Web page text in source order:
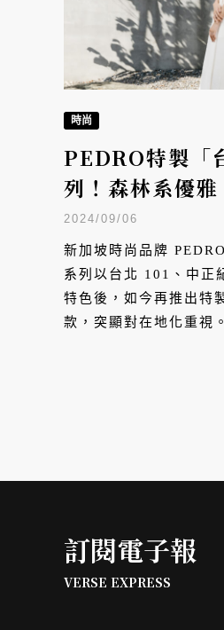
時尚
PEDRO特製「
列！森林系優
包」再度融合地
2024/09/06
新加坡時尚品牌
系列以台北 101、中正
特色後，如今再推出特
款，突顯對在地化重視。
訂閱電子報
VERSE EXPRESS